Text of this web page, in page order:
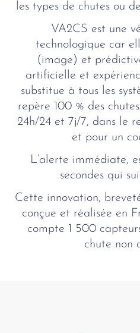
les types de chutes ou
VA2CS est une
technologique car
(image) et
artificielle et
substitue à tous les
repère 100 % des
24h/24 et 7j/7, dans le
et pour un
L’alerte immédiate,
secondes qui
Cette innovation,
conçue et réalisée en
compte 1 500
chute non